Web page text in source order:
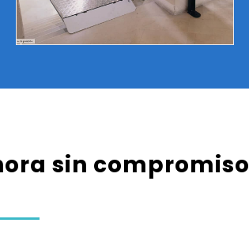
sin compromiso